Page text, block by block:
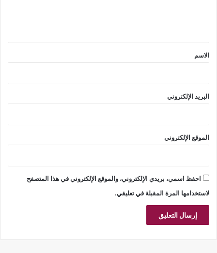
*
الاسم
البريد الإلكتروني
الموقع الإلكتروني
احفظ اسمي، بريدي الإلكتروني، والموقع الإلكتروني في هذا المتصفح
لاستخدامها المرة المقبلة في تعليقي.